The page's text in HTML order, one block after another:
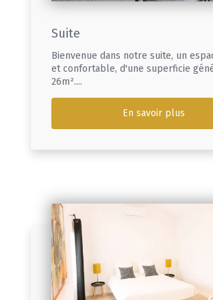
Suite
Bienvenue dans notre suite, un
et confortable, d'une superficie
26m²....
En savoir plus